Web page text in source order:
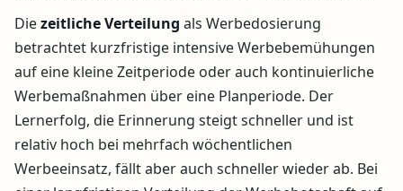
Diezeitliche Verteilung als Werbedosierung
betrachtet kurzfristige intensive Werbebemühungen
auf eine kleine Zeitperiode oder auch kontinuierliche
Werbemaßnahmen über eine Planperiode. Der
Lernerfolg, die Erinnerung steigt schneller und ist
relativ hoch bei mehrfach wöchentlichen
Werbeeinsatz, fällt aber auch schneller wieder ab. Bei